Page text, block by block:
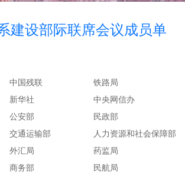
建设部际联席会议成员单
中国残联
铁路局
新华社
中央网信办
公安部
民政部
交通运输部
人力资源和社会保障部
外汇局
药监局
商务部 民航局